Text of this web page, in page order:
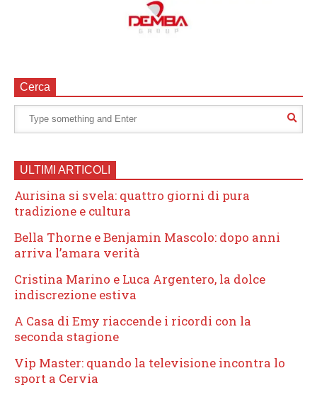
Cerca
ULTIMI ARTICOLI
Aurisina si svela: quattro giorni di pura
tradizione e cultura
Bella Thorne e Benjamin Mascolo: dopo anni
arriva l’amara verità
Cristina Marino e Luca Argentero, la dolce
indiscrezione estiva
A Casa di Emy riaccende i ricordi con la
seconda stagione
Vip Master: quando la televisione incontra lo
sport a Cervia